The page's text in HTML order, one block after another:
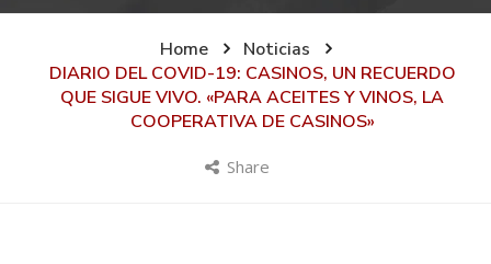
Home
Noticias
DIARIO DEL COVID-19: CASINOS, UN RECUERDO
QUE SIGUE VIVO. «PARA ACEITES Y VINOS, LA
COOPERATIVA DE CASINOS»
Share